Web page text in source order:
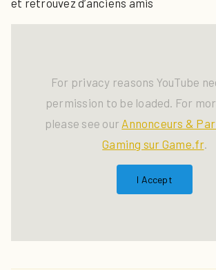
et retrouvez d’anciens amis
For privacy reasons YouTube
permission to be loaded. For
please see our Annonceurs &
Gaming sur Game.fr.
I Accept